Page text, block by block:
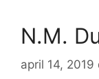
N.M.
april 14, 2019